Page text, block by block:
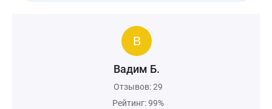
Вадим Б.
Отзывов: 29
Рейтинг: 99%